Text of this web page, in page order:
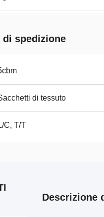
di spedizione
di tessuto
C, T/T
Descrizione